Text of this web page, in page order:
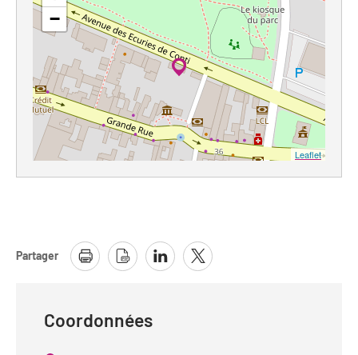
−
Leaflet
Partager
Coordonnées